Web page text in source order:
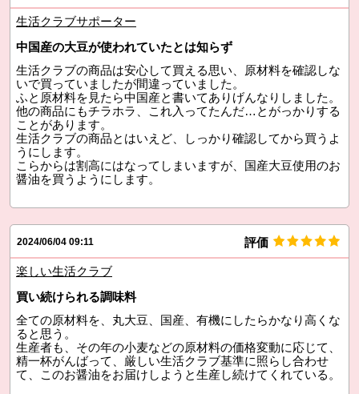
生活クラブサポーター
中国産の大豆が使われていたとは知らず
生活クラブの商品は安心して買える思い、原材料を確認しな
いで買っていましたが間違っていました。
ふと原材料を見たら中国産と書いてありげんなりしました。
他の商品にもチラホラ、これ入ってたんだ…とがっかりする
ことがあります。
生活クラブの商品とはいえど、しっかり確認してから買うよ
うにします。
こらからは割高にはなってしまいますが、国産大豆使用のお
醤油を買うようにします。
2024/06/04 09:11 評価
楽しい生活クラブ
買い続けられる調味料
全ての原材料を、丸大豆、国産、有機にしたらかなり高くな
ると思う。
生産者も、その年の小麦などの原材料の価格変動に応じて、
精一杯がんばって、厳しい生活クラブ基準に照らし合わせ
て、このお醤油をお届けしようと生産し続けてくれている。